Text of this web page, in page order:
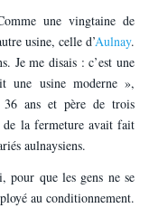
une vingtaine de
usine, celle d’Aulnay.
Je me disais : c’est une
une usine moderne »,
36 ans et père de trois
de la fermeture avait fait
aulnaysiens.
pour que les gens ne se
au conditionnement.